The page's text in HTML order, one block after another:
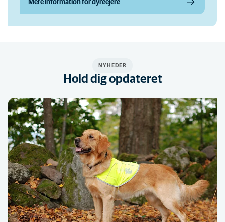
Mere information for dyreejere
NYHEDER
Hold dig opdateret